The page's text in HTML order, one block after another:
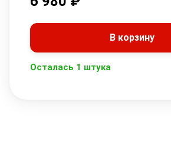
В корзину
Осталась 1 штука